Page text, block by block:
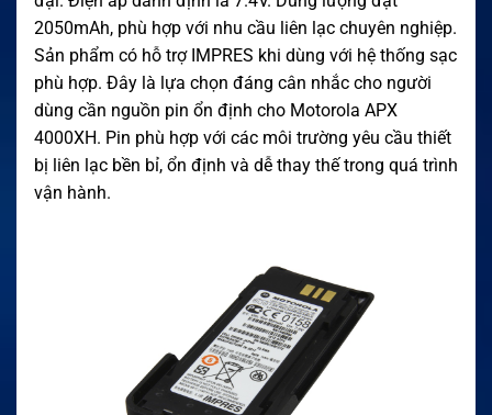
2050mAh, phù hợp với nhu cầu liên lạc chuyên nghiệp.
Sản phẩm có hỗ trợ IMPRES khi dùng với hệ thống sạc
phù hợp. Đây là lựa chọn đáng cân nhắc cho người
dùng cần nguồn pin ổn định cho Motorola APX
4000XH. Pin phù hợp với các môi trường yêu cầu thiết
bị liên lạc bền bỉ, ổn định và dễ thay thế trong quá trình
vận hành.